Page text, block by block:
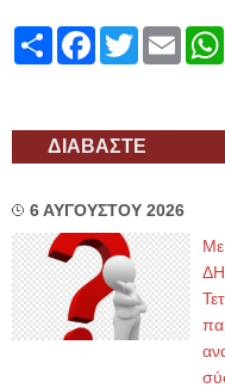
ShareFacebook
Twitter
ΔΙΑΒΑΣΤΕ
6 ΑΥΓΟΥΣΤΟΥ 2026
Με